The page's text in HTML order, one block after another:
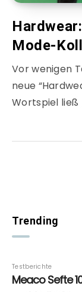
Mode-
Vor wenigen
neue
Wortspiel ließ
Trending